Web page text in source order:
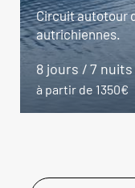
Circuit autotour
autrichiennes.
8 jours / 7 nuits
à partir de 1350€